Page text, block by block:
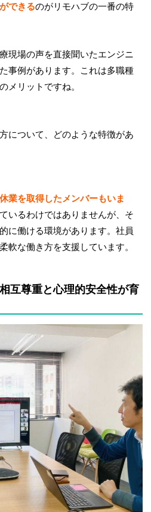
できるのがリモハブの一番の特
現場の声を直接聞いたエンジニ
事例があります。これは多職種
メリットですね。
について、どのような特徴があ
業を取得したメンバーもいま
いるわけではありませんが、そ
に働ける環境があります。社員
軟な働き方を支援しています。
互尊重と心理的安全性が育